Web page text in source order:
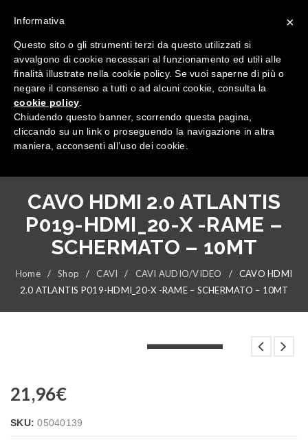
Tutte le categorie
CAVO HDMI 2.0 ATLANTIS
P019-HDMI_20-X -RAME –
SCHERMATO – 10MT
Home / Shop / CAVI / CAVI AUDIO/VIDEO /
CAVO HDMI
2.0 ATLANTIS P019-HDMI_20-X -RAME – SCHERMATO – 10MT
21,96€
SKU:05040139
×
Informativa
Questo sito o gli strumenti terzi da questo utilizzati si
avvalgono di cookie necessari al funzionamento ed utili alle
finalità illustrate nella cookie policy. Se vuoi saperne di più o
negare il consenso a tutti o ad alcuni cookie, consulta la
cookie policy
Chiudendo questo banner, scorrendo questa pagina,
cliccando su un link o proseguendo la navigazione in altra
maniera, acconsenti all’uso dei cookie.